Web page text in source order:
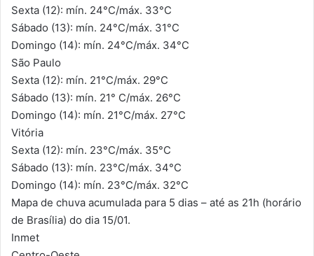
Sexta (12): mín. 24°C/máx. 33°C
Sábado (13): mín. 24°C/máx. 31°C
Domingo (14): mín. 24°C/máx. 34°C
São Paulo
Sexta (12): mín. 21°C/máx. 29°C
Sábado (13): mín. 21° C/máx. 26°C
Domingo (14): mín. 21°C/máx. 27°C
Vitória
Sexta (12): mín. 23°C/máx. 35°C
Sábado (13): mín. 23°C/máx. 34°C
Domingo (14): mín. 23°C/máx. 32°C
Mapa de chuva acumulada para 5 dias – até as 21h (horário
de Brasília) do dia 15/01.
Inmet